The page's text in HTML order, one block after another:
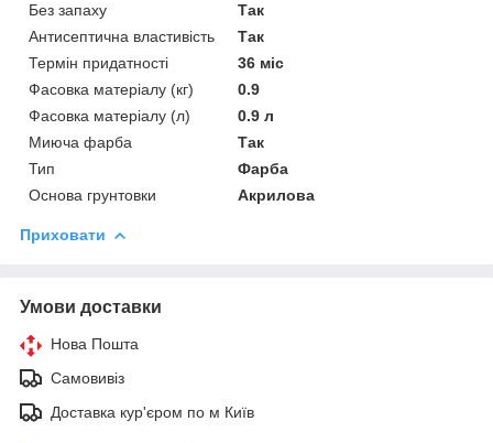
Без запаху
Так
Антисептична властивість
Так
Термін придатності
36 міс
Фасовка матеріалу (кг)
0.9
Фасовка матеріалу (л)
0.9 л
Миюча фарба
Так
Тип
Фарба
Основа грунтовки
Акрилова
Приховати
Умови доставки
Нова Пошта
Самовивіз
Доставка кур'єром по м Київ